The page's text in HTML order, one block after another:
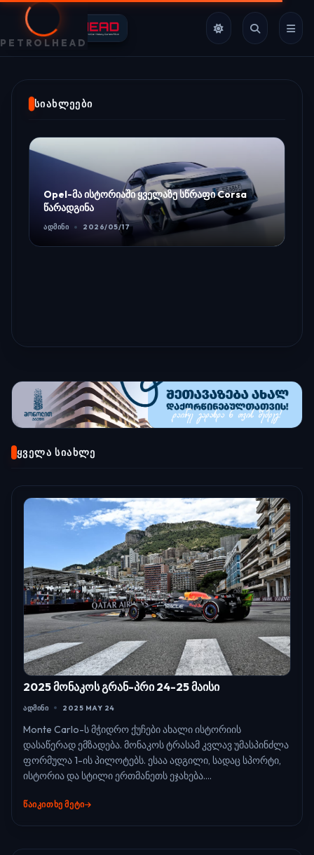
PETROLHEAD
ᲡᲘᲐᲮᲚᲔᲔᲑᲘ
Opel-მა ისტორიაში ყველაზე სწრაფი Corsa
წარადგინა
ᲐᲓᲛᲘᲜᲘ 2026/05/17
ᲧᲕᲔᲚᲐ ᲡᲘᲐᲮᲚᲔ
2025 მონაკოს გრან-პრი 24-25 მაისი
ᲐᲓᲛᲘᲜᲘ 2025 MAY 24
Monte Carlo-ს მჭიდრო ქუჩები ახალი ისტორიის
დასაწერად ემზადება. მონაკოს ტრასამ კვლავ უმასპინძლა
ფორმულა 1-ის პილოტებს. ესაა ადგილი, სადაც სპორტი,
ისტორია და სტილი ერთმანეთს ეჯახება....
ᲬᲐᲘᲙᲘᲗᲮᲔ ᲛᲔᲢᲘ